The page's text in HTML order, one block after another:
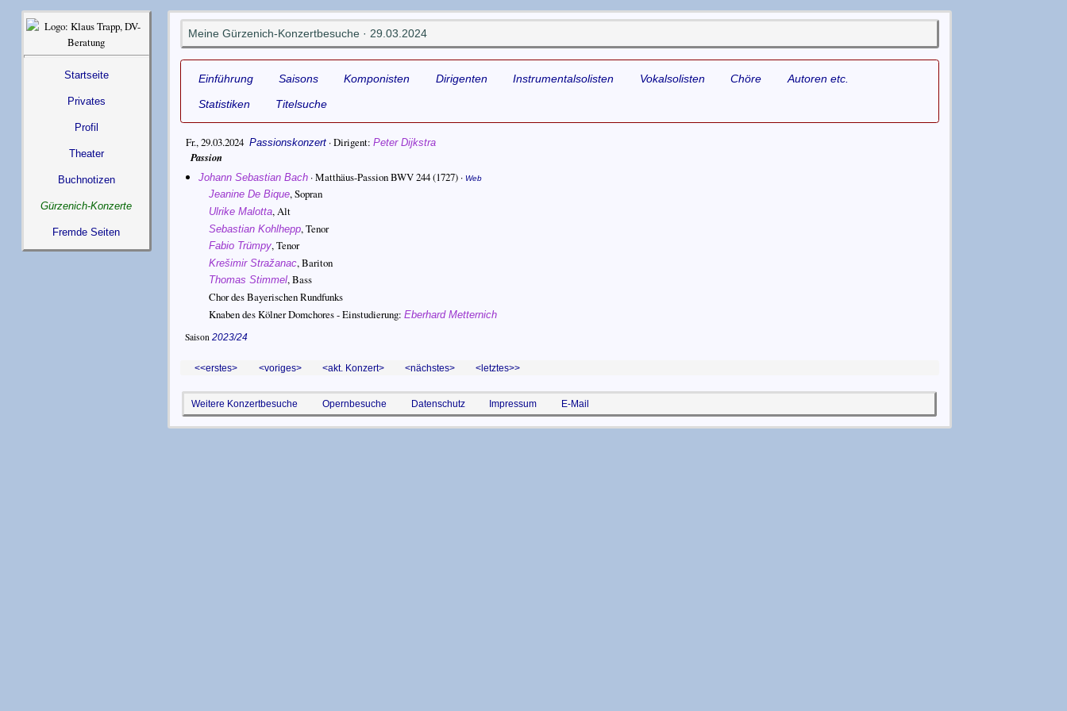
Startseite
Privates
Profil
Theater
Buchnotizen
Gürzenich-Konzerte
Fremde Seiten
Meine Gürzenich-Konzertbesuche · 29.03.2024
Einführung Saisons Komponisten Dirigenten Instrumentalsolisten Vokalsolisten Chöre
Autoren etc.
Statistiken
Titelsuche
Fr., 29.03.2024 Passionskonzert·Dirigent Peter Dijkstra
Passion
Johann Sebastian Bach ·Matthäus-Passion BWV 244(1727) ·Web
Jeanine De Bique,Sopran
Ulrike Malotta,Alt
Sebastian Kohlhepp,Tenor
Fabio Trümpy,Tenor
Krešimir Stražanac,Bariton
Thomas Stimmel,Bass
Chor des Bayerischen Rundfunks
Knaben des Kölner Domchores - Einstudierung:Eberhard Metternich
Saison 2023/24
<erstes voriges akt. Konzert nächstes letztes>
Weitere Konzertbesuche Opernbesuche Datenschutz Impressum E-Mail